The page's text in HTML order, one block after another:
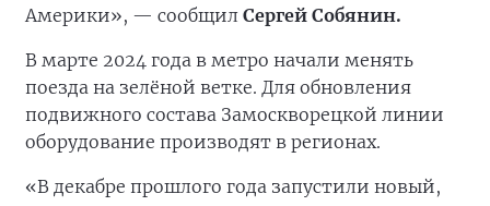
Америки», — сообщил Сергей Собянин.
В марте 2024 года в метро начали менять
поезда на зелёной ветке. Для обновления
подвижного состава Замоскворецкой линии
оборудование производят в регионах.
«В декабре прошлого года запустили новый,